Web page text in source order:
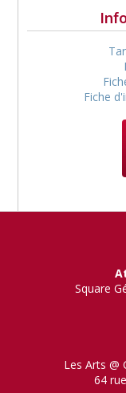
Fiche
Square
Les Arts @
64